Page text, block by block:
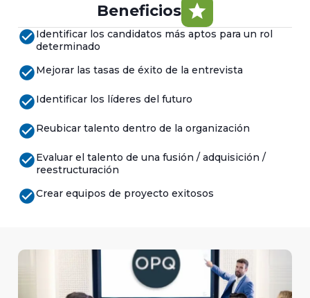
Beneficios star
check_circleIdentificar los candidatos más aptos para un rol
determinado
check_circleMejorar las tasas de éxito de la entrevista
check_circleIdentificar los líderes del futuro
check_circleReubicar talento dentro de la organización
check_circleEvaluar el talento de una fusión / adquisición /
reestructuración
check_circleCrear equipos de proyecto exitosos